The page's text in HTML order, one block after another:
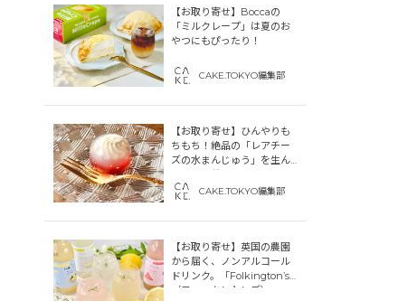
【お取り寄せ】Boccaの
「ミルクレープ」は夏のお
やつにもぴったり！
CAKE.TOKYO編集部
【お取り寄せ】ひんやりも
ちもち！絶品の「レアチー
ズの水まんじゅう」を生ん
だ「中津菓子かねい」のス
トーリーCAKE.TOKYO編集部
【お取り寄せ】英国の農園
から届く、ノンアルコール
ドリンク。「Folkington’s
（フォーキントンズ）」